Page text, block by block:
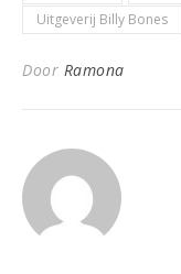
Uitgeverij Billy Bones
Door Ramona